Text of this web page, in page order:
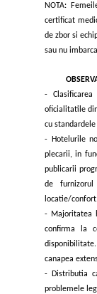
NOTA:
certificat
de zbor si
sau nu
-
oficialitatile
cu
- Hotelurile
plecarii, in
publicarii
de
locatie/
- Majoritatea
confirma la
canapea
-
Distributia
problemele